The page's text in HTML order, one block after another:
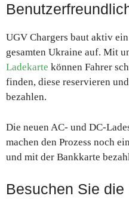
UGV Chargers baut aktiv
gesamten Ukraine auf. Mit
Ladekarte können Fahrer
finden, diese reservieren
bezahlen.
Die neuen AC- und DC-
machen den Prozess noch
und mit der Bankkarte
Besuchen Sie